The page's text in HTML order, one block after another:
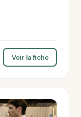
Voir la fiche